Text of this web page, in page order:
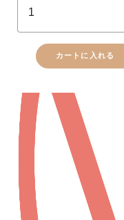
カートに入れる